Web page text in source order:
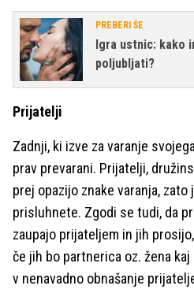
PREBERI ŠE
Igra ustnic: kako
poljubljati?
Prijatelji
Zadnji, ki izve za varanje
prav prevarani. Prijatelji,
prej opazijo znake varanja, zato
prisluhnete. Zgodi se tudi, da
zaupajo prijateljem in jih
če jih bo partnerica oz. žena
v nenavadno obnašanje